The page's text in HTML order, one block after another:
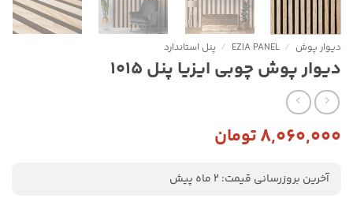
دیوار پوش /
EZIA PANEL
/ پنل استاندارد
دیوار پوش چوبی ایزیا پنل 1015
۸,۰۶۰,۰۰۰تومان
آخرین بروزرسانی قیمت: 2 ماه پیش